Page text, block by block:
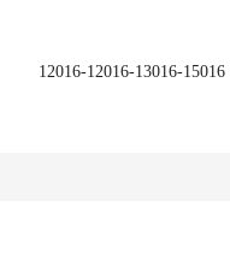
12016-12016-13016-15016